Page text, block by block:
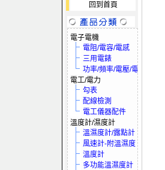
回到首頁
電子電機
電阻/電容/電感
三用電錶
功率/頻率/電壓/電流
電工/電力
勾表
配線檢測
電工儀器配件
溫度計/濕度計
溫濕度計/露點計
風速計-附溫濕度
溫度計
多功能溫濕度計